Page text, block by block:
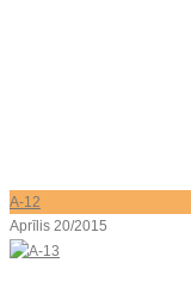
A-12
Aprīlis 20/2015